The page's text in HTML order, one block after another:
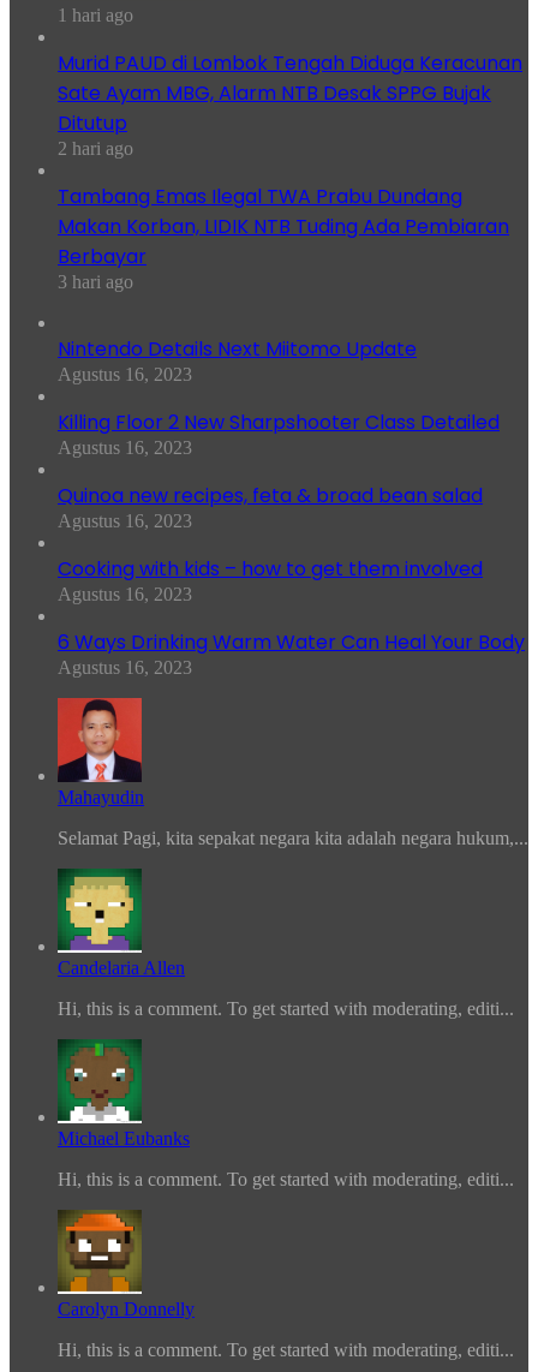
1 hari ago
Murid PAUD di Lombok Tengah Diduga Keracunan
Sate Ayam MBG, Alarm NTB Desak SPPG Bujak
Ditutup
2 hari ago
Tambang Emas Ilegal TWA Prabu Dundang
Makan Korban, LIDIK NTB Tuding Ada Pembiaran
Berbayar
3 hari ago
Nintendo Details Next Miitomo Update
Agustus 16, 2023
Killing Floor 2 New Sharpshooter Class Detailed
Agustus 16, 2023
Quinoa new recipes, feta & broad bean salad
Agustus 16, 2023
Cooking with kids – how to get them involved
Agustus 16, 2023
6 Ways Drinking Warm Water Can Heal Your Body
Agustus 16, 2023
Mahayudin
Selamat Pagi, kita sepakat negara kita adalah negara hukum,...
Candelaria Allen
Hi, this is a comment. To get started with moderating, editi...
Michael Eubanks
Hi, this is a comment. To get started with moderating, editi...
Carolyn Donnelly
Hi, this is a comment. To get started with moderating, editi...